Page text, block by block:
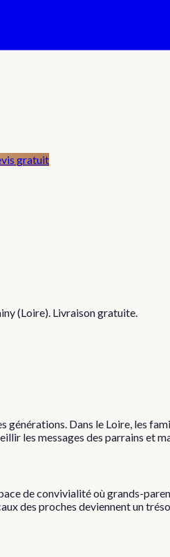
gratuit
(Loire). Livraison gratuite.
Dans le Loire, les
les messages des parrains et
de convivialité où grands-
des proches deviennent un